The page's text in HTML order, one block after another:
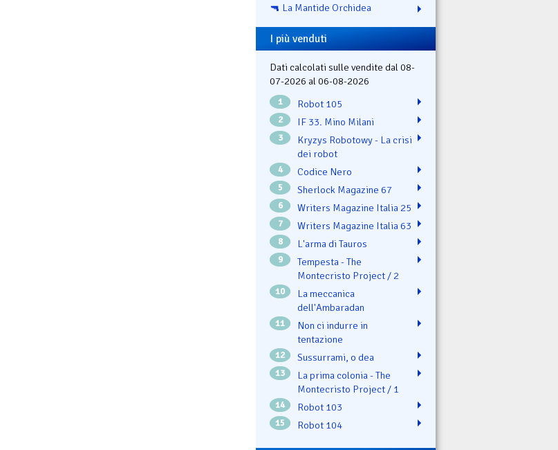
🔫 La Mantide Orchidea
I più venduti
Dati calcolati sulle vendite dal 08-
07-2026 al 06-08-2026
1 Robot 105
2 IF 33. Mino Milani
3
Kryzys Robotowy - La crisi
dei robot
4 Codice Nero
5 Sherlock Magazine 67
6 Writers Magazine Italia 25
7 Writers Magazine Italia 63
8 L'arma di Tauros
9
Tempesta - The
Montecristo Project / 2
10
La meccanica
dell'Ambaradan
11
Non ci indurre in
tentazione
12 Sussurrami, o dea
13
La prima colonia - The
Montecristo Project / 1
14 Robot 103
15 Robot 104